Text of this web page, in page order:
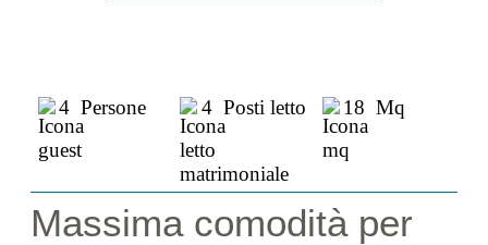
4 Persone 4 Posti letto 18 Mq
Massima comodità per